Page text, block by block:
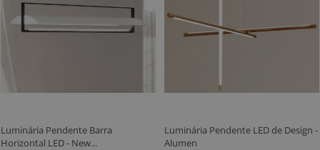
Luminária Pendente Barra
Horizontal LED - New...
Luminária Pendente LED de Design -
Alumen